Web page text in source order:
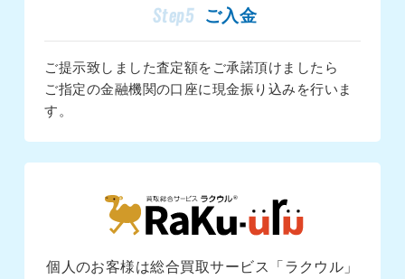
Step5 ご入金
ご提示致しました査定額をご承諾頂けましたら
ご指定の金融機関の口座に現金振り込みを行いま
す。
個人のお客様は総合買取サービス「ラクウル」